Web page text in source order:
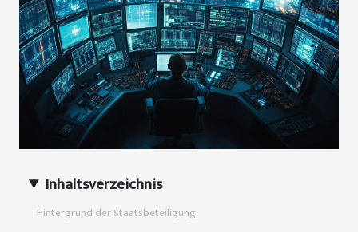
Inhaltsverzeichnis
Hintergrund der Staatsbeteiligung